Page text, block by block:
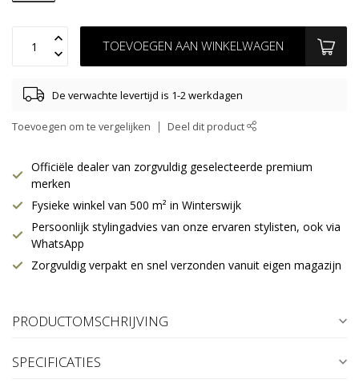
TOEVOEGEN AAN WINKELWAGEN
De verwachte levertijd is 1-2 werkdagen
Toevoegen om te vergelijken Deel dit product
Officiële dealer van zorgvuldig geselecteerde premium
merken
Fysieke winkel van 500 m² in Winterswijk
Persoonlijk stylingadvies van onze ervaren stylisten, ook via
WhatsApp
Zorgvuldig verpakt en snel verzonden vanuit eigen magazijn
PRODUCTOMSCHRIJVING
SPECIFICATIES